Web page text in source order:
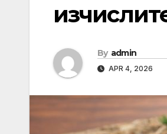
By admin
APR 4, 2026